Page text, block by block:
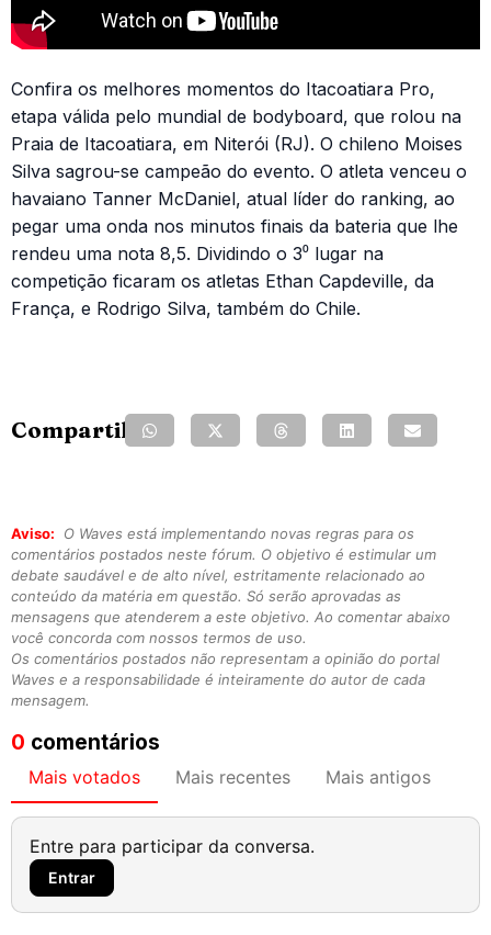
Confira os melhores momentos do Itacoatiara Pro,
etapa válida pelo mundial de bodyboard, que rolou na
Praia de Itacoatiara, em Niterói (RJ). O chileno Moises
Silva sagrou-se campeão do evento. O atleta venceu o
havaiano Tanner McDaniel, atual líder do ranking, ao
pegar uma onda nos minutos finais da bateria que lhe
rendeu uma nota 8,5. Dividindo o 3⁰ lugar na
competição ficaram os atletas Ethan Capdeville, da
França, e Rodrigo Silva, também do Chile.
Compartilhe:
Aviso:
O Waves está implementando novas regras para os
comentários postados neste fórum. O objetivo é estimular um
debate saudável e de alto nível, estritamente relacionado ao
conteúdo da matéria em questão. Só serão aprovadas as
mensagens que atenderem a este objetivo. Ao comentar abaixo
você concorda com nossos termos de uso.
Os comentários postados não representam a opinião do portal
Waves e a responsabilidade é inteiramente do autor de cada
mensagem.
0 comentários
Mais votados Mais recentes Mais antigos
Entre para participar da conversa.
Entrar